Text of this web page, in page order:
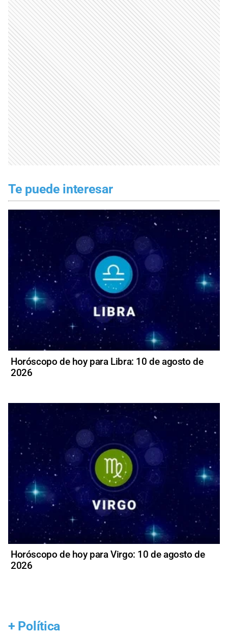
Te puede interesar
Horóscopo de hoy para Libra: 10 de agosto de
2026
Horóscopo de hoy para Virgo: 10 de agosto de
2026
+ Política